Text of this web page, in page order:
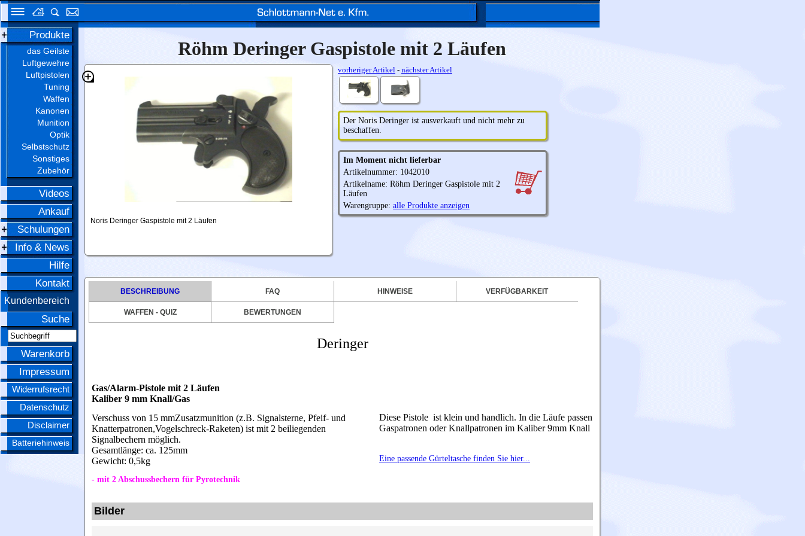
Produkte
das Geilste
Luftgewehre
Luftpistolen
Tuning
Waffen
Kanonen
Munition
Optik
Selbstschutz
Sonstiges
Zubehör
Videos
Ankauf
Schulungen
Info & News
Hilfe
Kontakt
Kundenbereich
Suche
Warenkorb
Impressum
Widerrufsrecht
Datenschutz
Disclaimer
Batteriehinweis
Röhm Deringer Gaspistole mit 2 Läufen
Noris Deringer Gaspistole mit 2 Läufen
vorheriger Artikel - nächster Artikel
Der Noris Deringer ist ausverkauft und nicht mehr zu
beschaffen.
Im Moment nicht lieferbar
Artikelnummer: 1042010
Artikelname: Röhm Deringer Gaspistole mit 2
Läufen
Warengruppe: alle Produkte anzeigen
BESCHREIBUNG FAQ HINWEISE VERFÜGBARKEIT
WAFFEN - QUIZ BEWERTUNGEN
Deringer
Gas/Alarm-Pistole mit 2 Läufen
Kaliber 9 mm Knall/Gas
Verschuss von 15 mmZusatzmunition (z.B. Signalsterne, Pfeif- und
Knatterpatronen,Vogelschreck-Raketen) ist mit 2 beiliegenden
Signalbechern möglich.
Gesamtlänge: ca. 125mm
Gewicht: 0,5kg
- mit 2 Abschussbechern für Pyrotechnik
Diese Pistole ist klein und handlich. In die Läufe passen
Gaspatronen oder Knallpatronen im Kaliber 9mm Knall
Eine passende Gürteltasche finden Sie hier...
Bilder